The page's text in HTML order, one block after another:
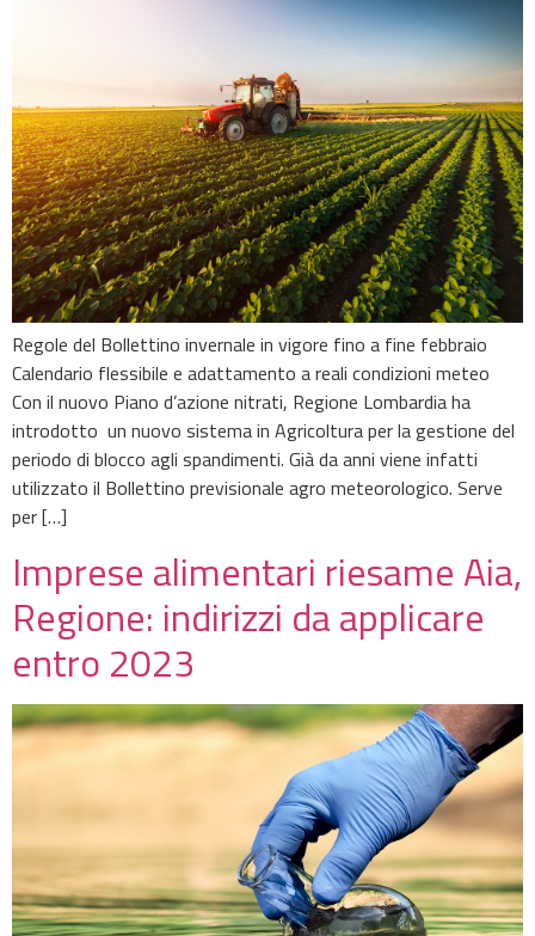
Regole del Bollettino invernale in vigore fino a fine febbraio
Calendario flessibile e adattamento a reali condizioni meteo
Con il nuovo Piano d’azione nitrati, Regione Lombardia ha
introdotto un nuovo sistema in Agricoltura per la gestione del
periodo di blocco agli spandimenti. Già da anni viene infatti
utilizzato il Bollettino previsionale agro meteorologico. Serve
per […]
Imprese alimentari riesame Aia,
Regione: indirizzi da applicare
entro 2023